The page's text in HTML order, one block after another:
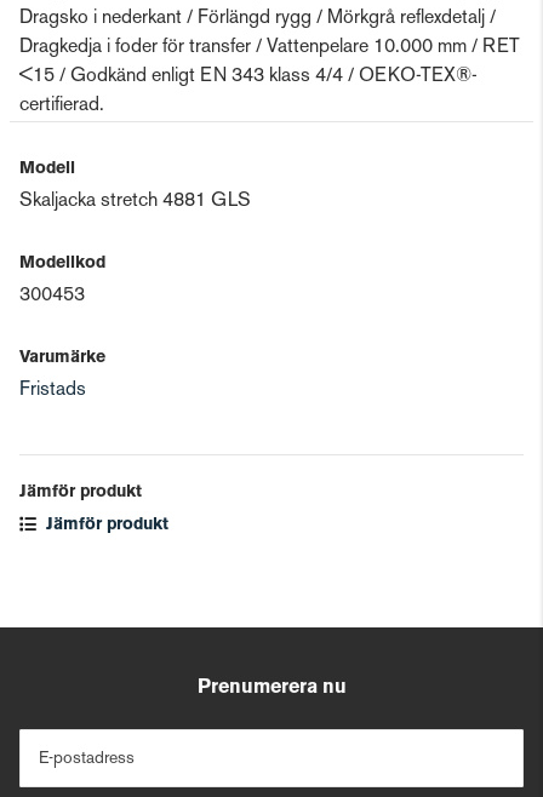
Dragsko i nederkant / Förlängd rygg / Mörkgrå reflexdetalj /
Dragkedja i foder för transfer / Vattenpelare 10.000 mm / RET
<15 / Godkänd enligt EN 343 klass 4/4 / OEKO-TEX®-
certifierad.
Modell
Skaljacka stretch 4881 GLS
Modellkod
300453
Varumärke
Fristads
Jämför produkt
Jämför produkt
Prenumerera nu
E-postadress